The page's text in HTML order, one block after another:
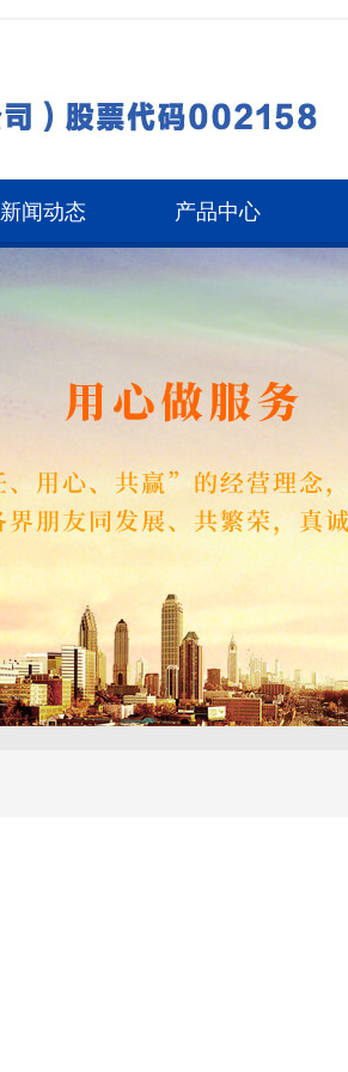
新闻动态 产品中心